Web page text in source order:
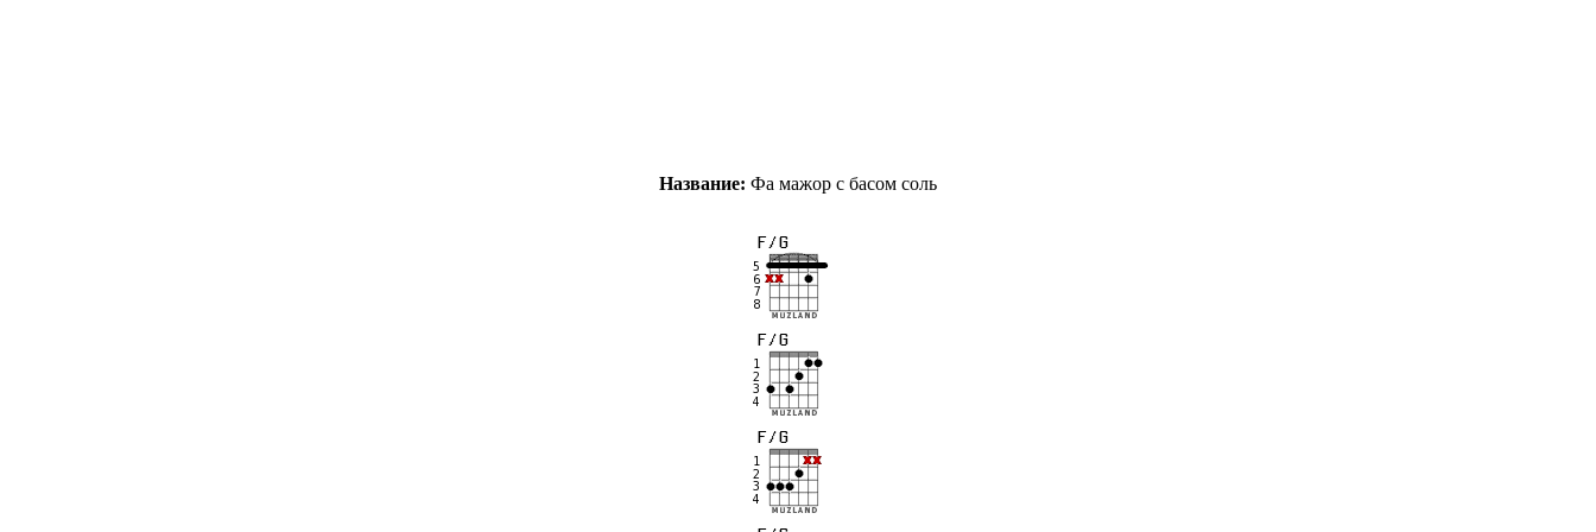
Название: Фа мажор с басом соль